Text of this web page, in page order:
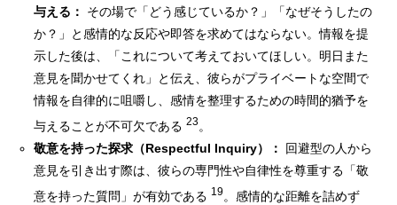
与える：
その場で「どう感じているか？」「なぜそうしたの
か？」と感情的な反応や即答を求めてはならない。情報を提
示した後は、「これについて考えておいてほしい。明日また
意見を聞かせてくれ」と伝え、彼らがプライベートな空間で
情報を自律的に咀嚼し、感情を整理するための時間的猶予を
与えることが不可欠である23。
敬意を持った探求（Respectful Inquiry）：
回避型の人から
意見を引き出す際は、彼らの専門性や自律性を尊重する「敬
意を持った質問」が有効である 19。感情的な距離を詰めず